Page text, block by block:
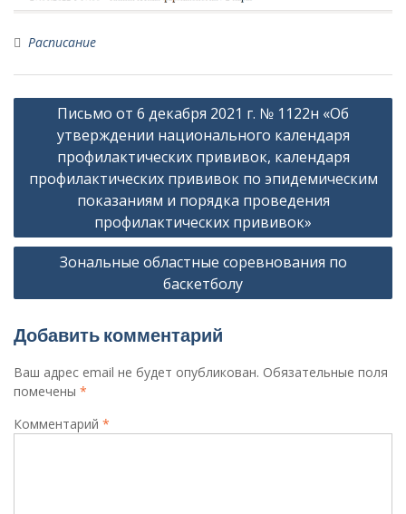
Расписание
Навигация
записям
Письмо от 6 декабря 2021 г. № 1122н «Об
утверждении национального календаря
профилактических прививок, календаря
профилактических прививок по эпидемическим
показаниям и порядка проведения
профилактических прививок»
Зональные областные соревнования по
баскетболу
Добавить комментарий
Ваш адрес email не будет опубликован. Обязательные поля
помечены *
Комментарий *